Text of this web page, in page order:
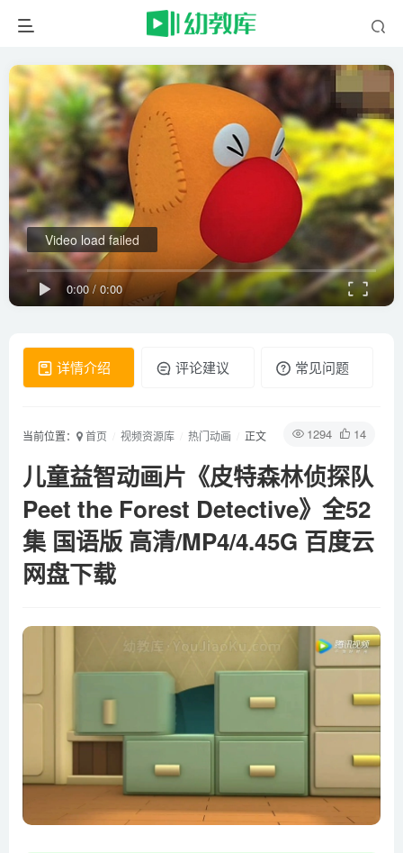
0:00/0:00
Video load failed
详情介绍 评论建议 常见问题
1294 14
当前位置： 首页 视频资源库 热门动画 正文
儿童益智动画片《皮特森林侦探队
Peet the Forest Detective》全52
集 国语版 高清/MP4/4.45G 百度云
网盘下载